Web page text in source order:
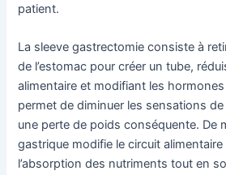
patient.
La sleeve gastrectomie consiste à
de l’estomac pour créer un tube,
alimentaire et modifiant les
permet de diminuer les sensations
une perte de poids conséquente. De
gastrique modifie le circuit
l’absorption des nutriments tout en